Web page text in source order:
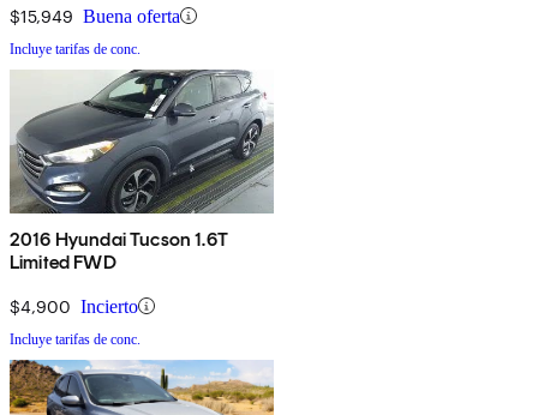
$15,949 Buena oferta
Incluye tarifas de conc.
2016 Hyundai Tucson 1.6T
Limited FWD
$4,900 Incierto
Incluye tarifas de conc.